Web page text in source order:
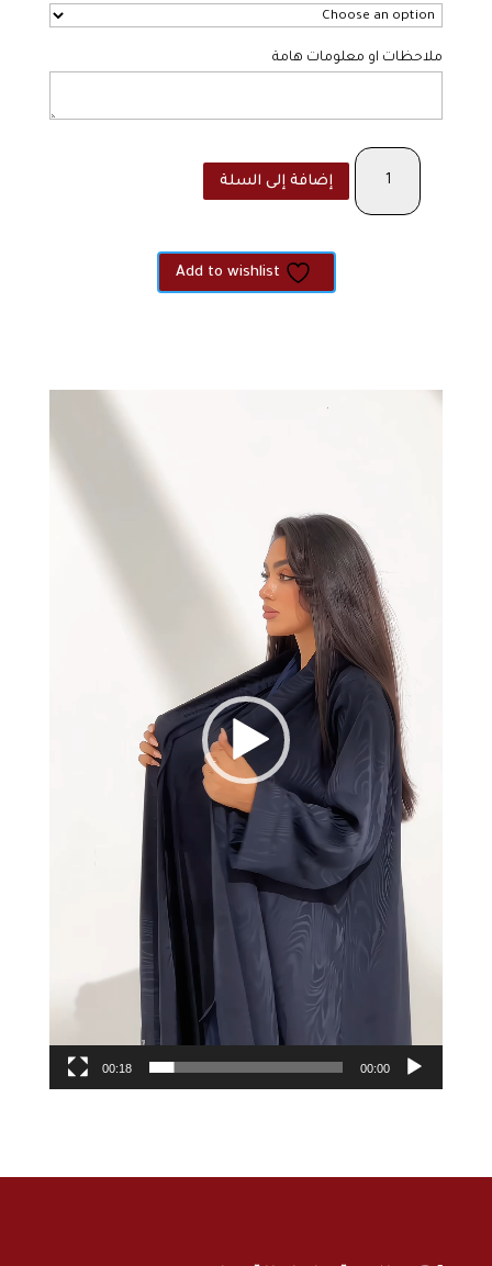
ملاحظات او معلومات هامة
كمية
Marble
إضافة إلى السلة
Add to wishlist
00:00
00:18